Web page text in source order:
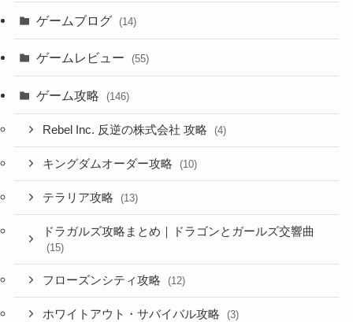
ゲームブログ (14)
ゲームレビュー (55)
ゲーム攻略 (146)
Rebel Inc. 反逆の株式会社 攻略 (4)
キングダムオーダー攻略 (10)
テラリア攻略 (13)
ドラガルズ攻略まとめ｜ドラゴンとガールズ交響曲
(15)
フローズンシティ攻略 (12)
ホワイトアウト・サバイバル攻略 (3)